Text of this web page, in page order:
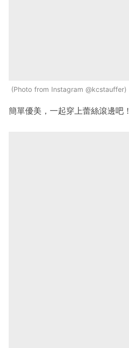
Photo from Instagram @kcstauffer
簡單優美，一起穿上蕾絲滾邊吧！